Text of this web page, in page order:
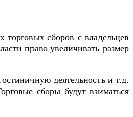
торговых сборов с владельцев
право увеличивать размер
деятельность и т.д.
сборы будут взиматься